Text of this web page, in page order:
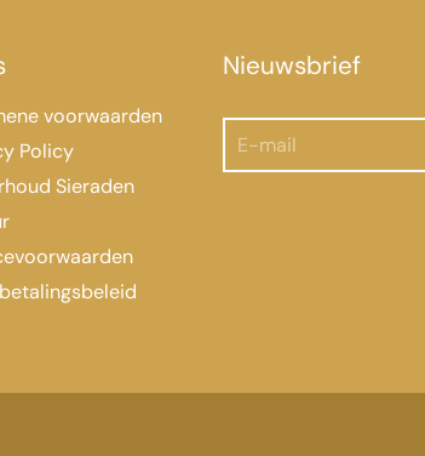
voorwaarden
Policy
Sieraden
Nieuwsbrief